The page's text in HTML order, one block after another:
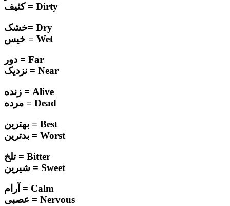
Dirty = کثیف
Wet = خیس
Near = نزدیک
Dead = مرده
Worst = بدترین
Sweet = شیرین
Calm = آرام
Nervous = عصبی